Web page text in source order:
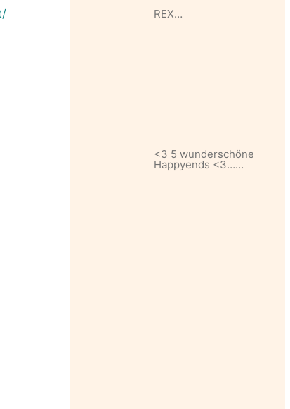
REX…
<3 5 wunderschöne
Happyends <3……